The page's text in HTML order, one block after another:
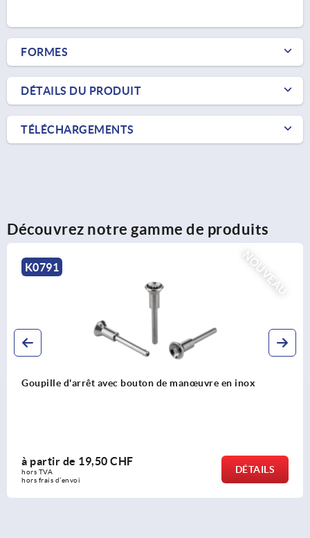
FORMES
DÉTAILS DU PRODUIT
TÉLÉCHARGEMENTS
Découvrez notre gamme de produits
NOUVEAU
K0791
Goupille d'arrêt avec bouton de manœuvre en inox
à partir de 19,50 CHF
hors TVA
hors frais d’envoi
DÉTAILS